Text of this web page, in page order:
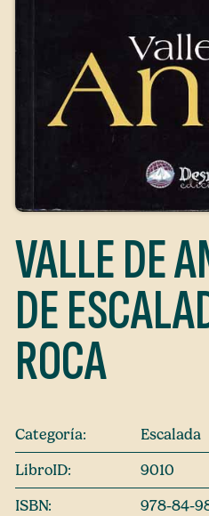
VALLE DE
DE
ROCA
Categoría:
Escalada
LibroID:
9010
ISBN:
978-84-